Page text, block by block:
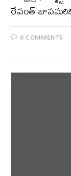
రేవంత్​
0 COMMENTS